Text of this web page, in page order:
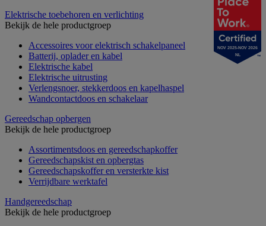
Elektrische toebehoren en verlichting
Bekijk de hele productgroep
Accessoires voor elektrisch schakelpaneel
Batterij, oplader en kabel
Elektrische kabel
Elektrische uitrusting
Verlengsnoer, stekkerdoos en kapelhaspel
Wandcontactdoos en schakelaar
Gereedschap opbergen
Bekijk de hele productgroep
Assortimentsdoos en gereedschapkoffer
Gereedschapskist en opbergtas
Gereedschapskoffer en versterkte kist
Verrijdbare werktafel
Handgereedschap
Bekijk de hele productgroep
NOV 2025-NOV 2026
NL